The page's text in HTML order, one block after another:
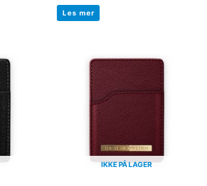
Vurdert
av
5
Les mer
IKKE PÅ LAGER